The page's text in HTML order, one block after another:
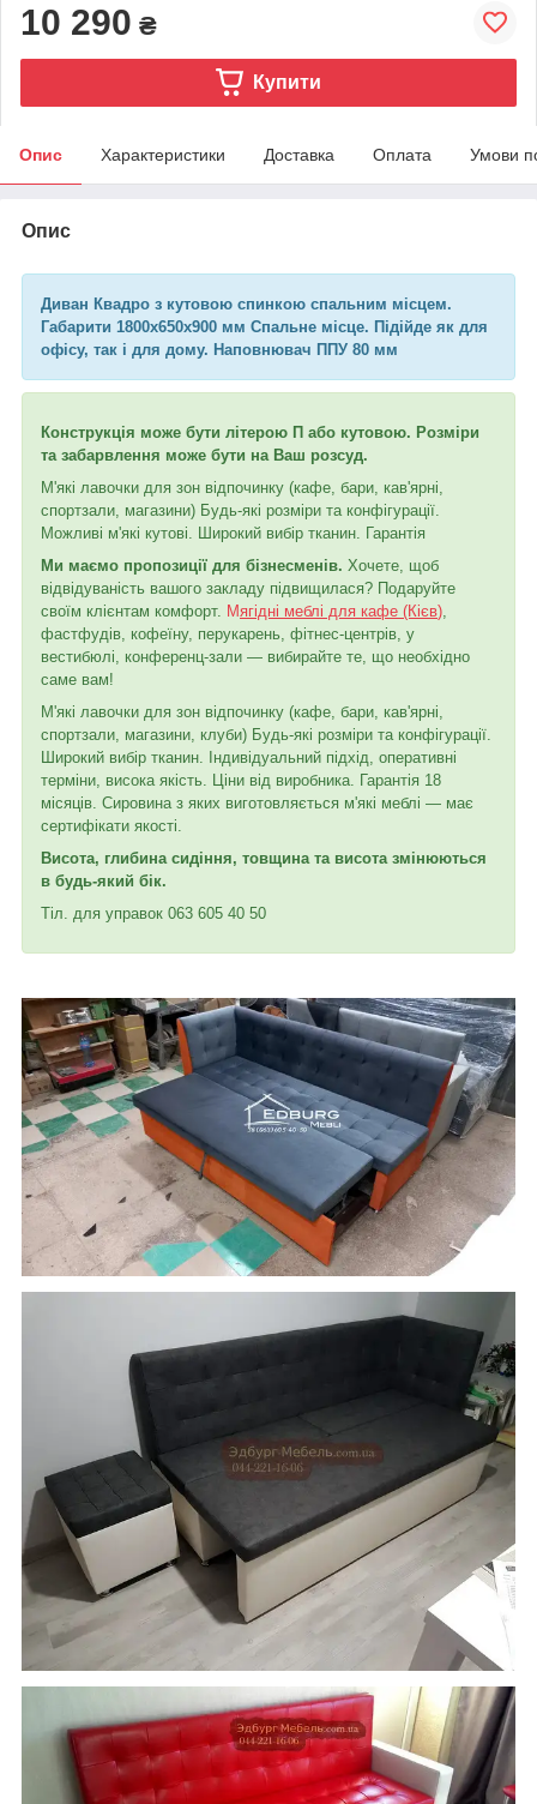
10 290 ₴
Купити
Опис Характеристики Доставка Оплата Умови
Опис
Диван Квадро з кутовою спинкою спальним місцем.
Габарити 1800х650х900 мм Спальне місце. Підійде як для
офісу, так і для дому. Наповнювач ППУ 80 мм
Конструкція може бути літерою П або кутовою. Розміри
та забарвлення може бути на Ваш розсуд.
М'які лавочки для зон відпочинку (кафе, бари, кав'ярні,
спортзали, магазини) Будь-які розміри та конфігурації.
Можливі м'які кутові. Широкий вибір тканин. Гарантія
Ми маємо пропозиції для бізнесменів. Хочете, щоб
відвідуваність вашого закладу підвищилася? Подаруйте
своїм клієнтам комфорт. Мягідні меблі для кафе (Кієв)
фастфудів, кофеїну, перукарень, фітнес-центрів, у
вестибюлі, конференц-зали — вибирайте те, що необхідно
саме вам!
М'які лавочки для зон відпочинку (кафе, бари, кав'ярні,
спортзали, магазини, клуби) Будь-які розміри та конфігурації.
Широкий вибір тканин. Індивідуальний підхід, оперативні
терміни, висока якість. Ціни від виробника. Гарантія 18
місяців. Сировина з яких виготовляється м'які меблі — має
сертифікати якості.
Висота, глибина сидіння, товщина та висота змінюються
в будь-який бік.
Тіл. для управок 063 605 40 50